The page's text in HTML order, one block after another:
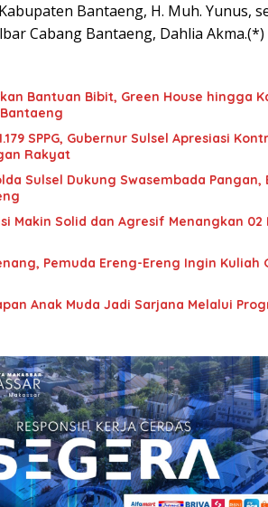
Bantaeng, H. Muh. Yunus,
Cabang Bantaeng, Dahlia Akma.(*)
Bantuan Bibit, Green House hingga
SPPG, Gubernur Sulsel Apresiasi
Rakyat
Sulsel Dukung Swasembada Pangan,
Makin Solid dan Agresif Menangkan 02
Pemuda Ereng-Ereng Ingin Kuliah
Anak Muda Jadi Sarjana Melalui